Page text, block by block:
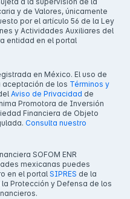
y de Valores, únicamente
por el artículo 56 de la Ley
y Actividades Auxiliares del
entidad en el portal
en México. El uso de
aceptación de los Términos y
Aviso de Privacidad de
Promotora de Inversión
Financiera de Objeto
Consulta nuestro
SOFOM ENR
mexicanas puedes
en el portal SIPRES de la
Protección y Defensa de los